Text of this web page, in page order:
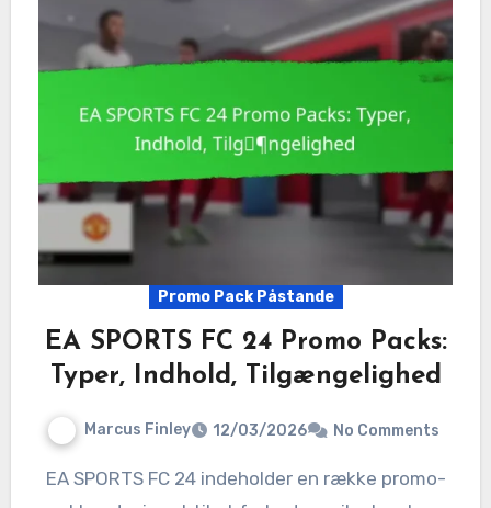
Promo Pack Påstande
EA SPORTS FC 24 Promo Packs:
Typer, Indhold, Tilgængelighed
Marcus Finley 12/03/2026 No Comments
EA SPORTS FC 24 indeholder en række promo-